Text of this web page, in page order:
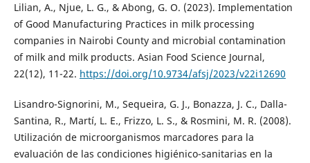
Lilian, A., Njue, L. G., & Abong, G. O. (2023). Implementation
of Good Manufacturing Practices in milk processing
companies in Nairobi County and microbial contamination
of milk and milk products. Asian Food Science Journal,
22(12), 11-22. https://doi.org/10.9734/afsj/2023/v22i12690
Lisandro-Signorini, M., Sequeira, G. J., Bonazza, J. C., Dalla-
Santina, R., Martí, L. E., Frizzo, L. S., & Rosmini, M. R. (2008).
Utilización de microorganismos marcadores para la
evaluación de las condiciones higiénico-sanitarias en la